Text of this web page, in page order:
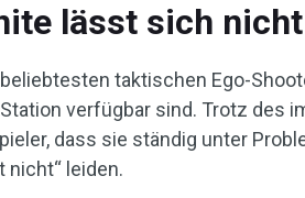
lässt sich
taktischen Ego-
verfügbar sind. Trotz des
dass sie ständig unter
leiden.